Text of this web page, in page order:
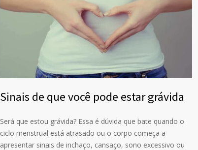
Sinais de que você pode estar grávida
Será que estou grávida? Essa é dúvida que bate quando o
ciclo menstrual está atrasado ou o corpo começa a
apresentar sinais de inchaço, cansaço, sono excessivo ou